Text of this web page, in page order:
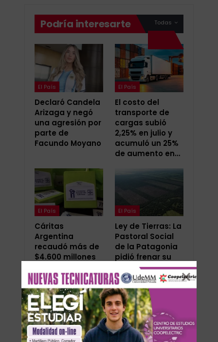
Todas
Podría interesarte
El País
Declaró Candela
Arizaga y negó
una agresión por
parte de
Facundo Moyano
El País
El costo del
transporte de
cargas subió
2,25% en julio y
acumuló un 25%
de aumento en…
El País
Cáritas
Argentina
recaudó más de
$4.600 millones
Anual 2026
El País
Ley de Tierras: La
Pastoral Social
de la Patagonia
pidió frenar su
aprobación
ANTERIOR SIGUIENTE